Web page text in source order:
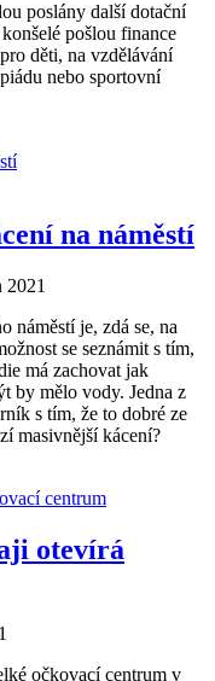
poslány další dotační
pošlou finance
děti, na vzdělávání
nebo sportovní
na náměstí
2021
náměstí je, zdá se, na
se seznámit s tím,
má zachovat jak
by mělo vody. Jedna z
s tím, že to dobré ze
masivnější kácení?
otevírá
očkovací centrum v